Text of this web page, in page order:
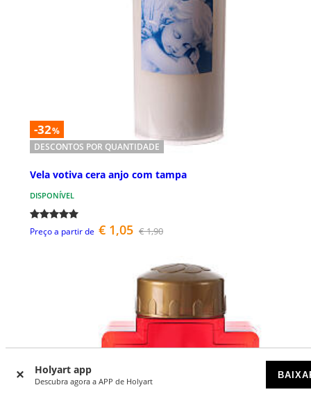
Holyart app
Descubra agora a APP de Holyart
-32%
DESCONTOS POR QUANTIDADE
Vela votiva cera anjo com tampa
DISPONÍVEL
Preço a partir de € 1,05 € 1,90